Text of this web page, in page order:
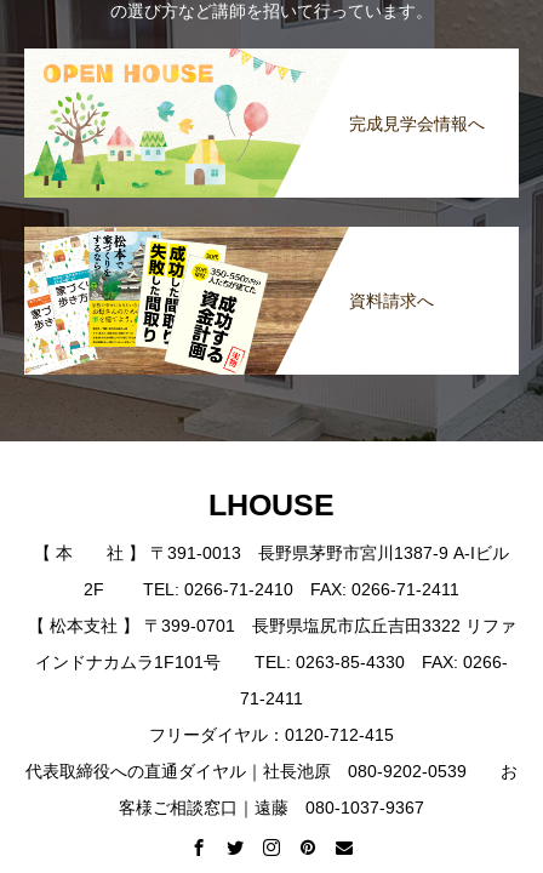
の選び方など講師を招いて行っています。
完成見学会情報へ
資料請求へ
LHOUSE
【 本 社 】 〒391-0013 長野県茅野市宮川1387-9 A-Iビル
2F TEL: 0266-71-2410 FAX: 0266-71-2411
【 松本支社 】 〒399-0701 長野県塩尻市広丘吉田3322 リファ
インドナカムラ1F101号 TEL: 0263-85-4330 FAX: 0266-
71-2411
フリーダイヤル：0120-712-415
代表取締役への直通ダイヤル｜社長池原 080-9202-0539 お
客様ご相談窓口｜遠藤 080-1037-9367